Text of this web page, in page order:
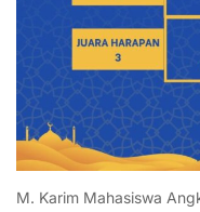
M. Karim Mahasiswa